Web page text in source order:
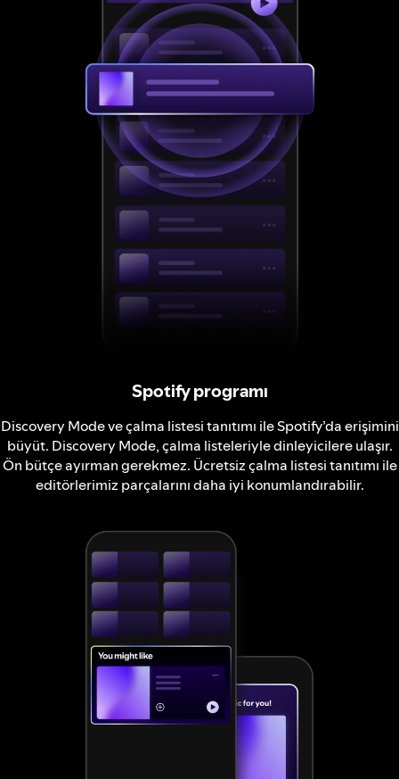
Spotify programı
Discovery Mode ve çalma listesi tanıtımı ile Spotify’da erişimini
büyüt. Discovery Mode, çalma listeleriyle dinleyicilere ulaşır.
Ön bütçe ayırman gerekmez. Ücretsiz çalma listesi tanıtımı ile
editörlerimiz parçalarını daha iyi konumlandırabilir.